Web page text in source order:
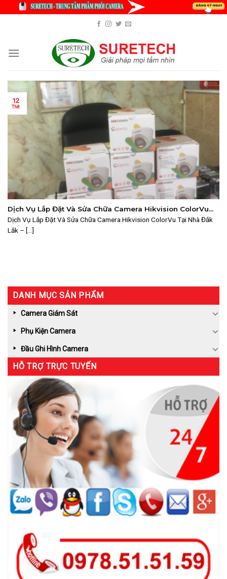
Dịch Vụ Lắp Đặt Và Sửa Chữa Camera Hikvision ColorVu
Tại Nhà Đắk Lắk – Chất Lượng, Uy Tín
Dịch Vụ Lắp Đặt Và Sửa Chữa Camera Hikvision ColorVu Tại Nhà Đắk
Lắk – [...]
12
Th8
DANH MỤC SẢN PHẨM
Camera Giám Sát
Phụ Kiện Camera
Đầu Ghi Hình Camera
HỖ TRỢ TRỰC TUYẾN